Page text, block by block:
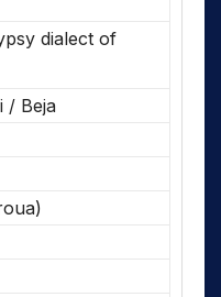
dialect of
/ Beja